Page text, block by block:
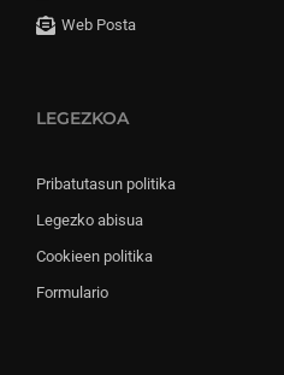
Web Posta
LEGEZKOA
Pribatutasun politika
Legezko abisua
Cookieen politika
Formulario